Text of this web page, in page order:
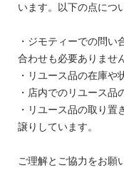
います。以下の点につ
・ジモティーでの問
合わせも必要ありませ
・リユース品の在庫や
・店内でのリユース品
・リユース品の取り
譲りしています。
ご理解とご協力をお願